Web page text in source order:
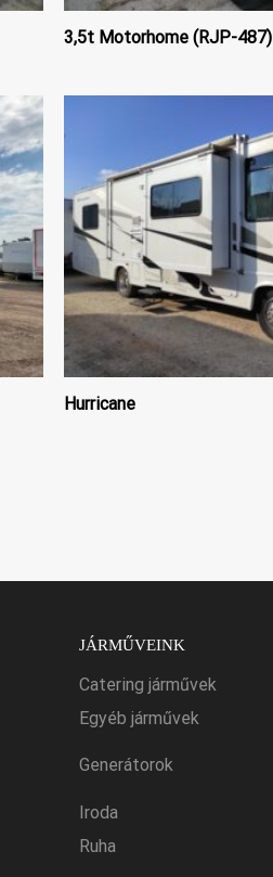
3,5t Motorhome (RJP-487)
Hurricane
JÁRMŰVEINK
Catering járművek
Egyéb járművek
Generátorok
Iroda
Ruha